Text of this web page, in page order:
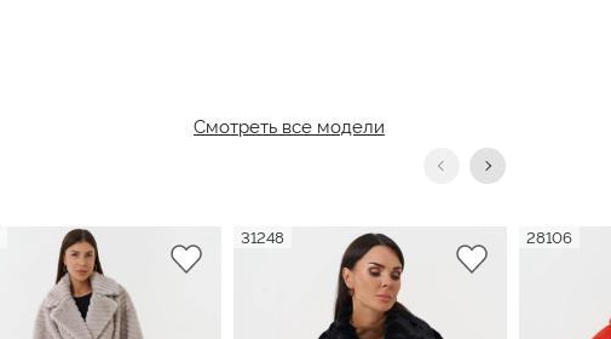
Смотреть все модели
31248 28106